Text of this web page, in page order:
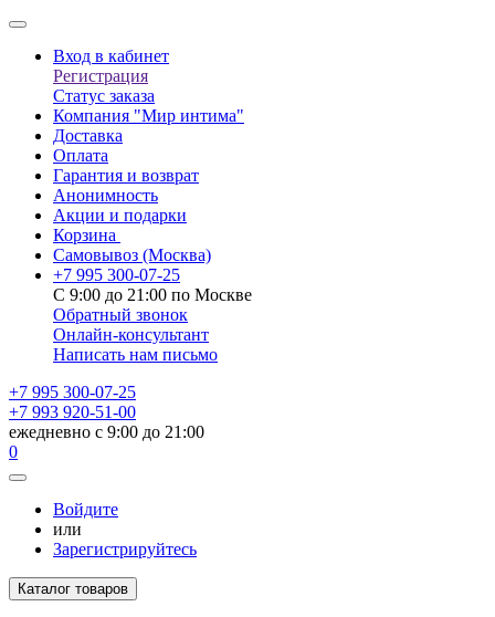
Вход в кабинет
Регистрация
Статус заказа
Компания "Мир интима"
Доставка
Оплата
Гарантия и возврат
Анонимность
Акции и подарки
Корзина
Самовывоз (Москва)
+7 995 300-07-25
С 9:00 до 21:00 по Москве
Обратный звонок
Онлайн-консультант
Написать нам письмо
+7 995 300-07-25
+7 993 920-51-00
ежедневно с 9:00 до 21:00
0
Войдите
или
Зарегистрируйтесь
Каталог товаров